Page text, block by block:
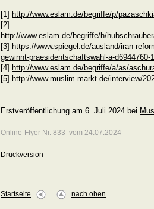
[1] http://www.eslam.de/begriffe/p/
[2]
http://www.eslam.de/begriffe/h/
[3] https://www.spiegel.de/ausland/iran-
gewinnt-praesidentschaftswahl-a-d6944760-
[4] http://www.eslam.de/begriffe/a/as/
[5] http://www.muslim-markt.de/interview/
Erstveröffentlichung am 6. Juli 2024 bei
Online-Flyer Nr. 833 vom 24.07.2024
Druckversion
Startseite nach oben